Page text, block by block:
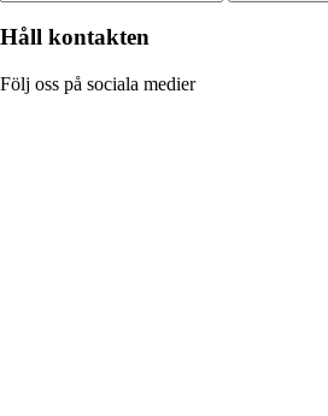
Håll kontakten
Följ oss på sociala medier